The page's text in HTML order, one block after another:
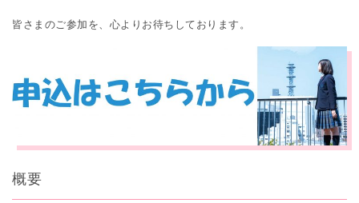
皆さまのご参加を、心よりお待ちしております。
概要